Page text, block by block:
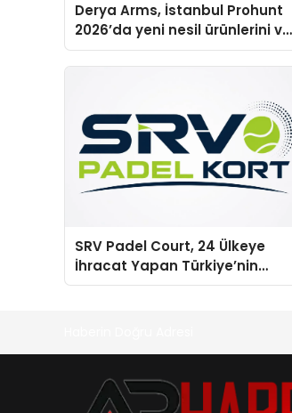
Derya Arms, İstanbul Prohunt
2026’da yeni nesil ürünlerini ve
global marka vizyonunu
sergiledi
SRV Padel Court, 24 Ülkeye
İhracat Yapan Türkiye’nin
Padel Kortu Üretim Gücü